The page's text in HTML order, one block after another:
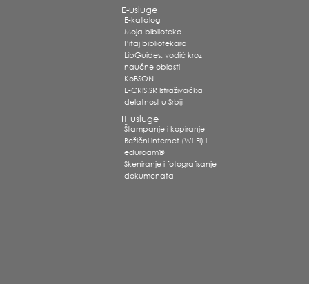
E-usluge
E-katalog
Moja biblioteka
Pitaj bibliotekara
LibGuides: vodič kroz
naučne oblasti
KoBSON
E-CRIS.SR Istraživačka
delatnost u Srbiji
IT usluge
Štampanje i kopiranje
Bežični internet (Wi-Fi) i
eduroam®
Skeniranje i fotografisanje
dokumenata